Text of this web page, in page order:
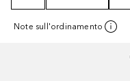
Note sull'ordinamento